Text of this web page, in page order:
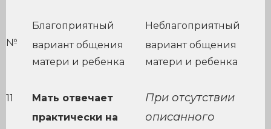
№
Благоприятный
вариант общения
матери и ребенка
Неблагоприятный
вариант общения
матери и ребенка
11
Мать отвечает
практически на
При отсутствии
описанного